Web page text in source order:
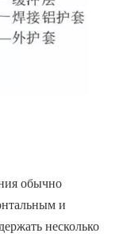
обычно
и
несколько